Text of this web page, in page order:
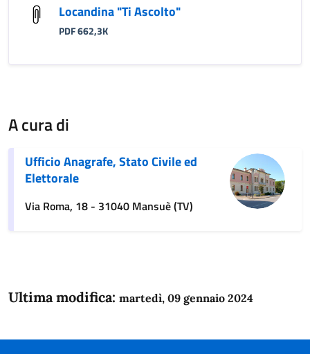
Locandina "Ti Ascolto"
PDF 662,3K
A cura di
Ufficio Anagrafe, Stato Civile ed
Elettorale
Via Roma, 18 - 31040 Mansuè (TV)
Ultima modifica: martedì, 09 gennaio 2024